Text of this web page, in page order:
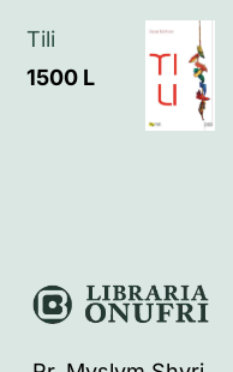
Tili
1500 L